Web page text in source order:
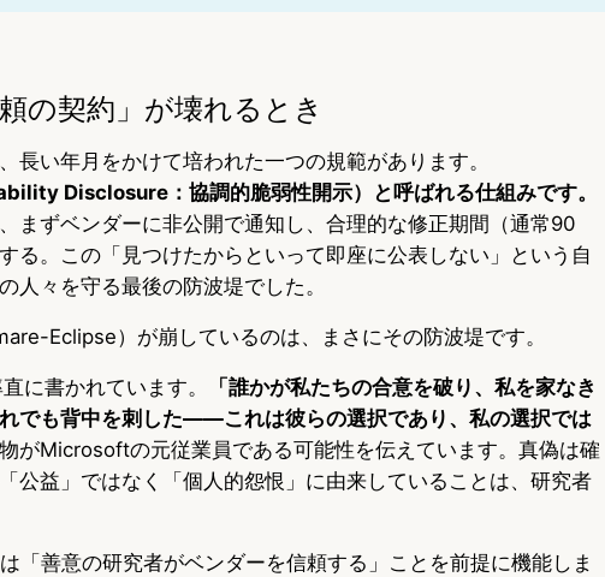
の契約」が壊れるとき
長い年月をかけて培われた一つの規範があります。
Disclosure：協調的脆弱性開示）と呼ばれる仕組みです。
まずベンダーに非公開で通知し、合理的な修正期間（通常90
る。この「見つけたからといって即座に公表しない」という自
人々を守る最後の防波堤でした。
Eclipse）が崩しているのは、まさにその防波堤です。
に書かれています。
「誰かが私たちの合意を破り、私を家なき
でも背中を刺した——これは彼らの選択であり、私の選択では
がMicrosoftの元従業員である可能性を伝えています。真偽は確
公益」ではなく「個人的怨恨」に由来していることは、研究者
「善意の研究者がベンダーを信頼する」ことを前提に機能しま